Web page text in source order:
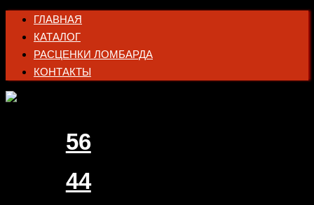
Перейти
содержимому
ГЛАВНАЯ
КАТАЛОГ
РАСЦЕНКИ ЛОМБАРДА
КОНТАКТЫ
56
44